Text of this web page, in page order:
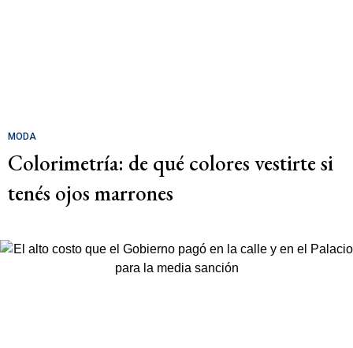
MODA
Colorimetría: de qué colores vestirte si
tenés ojos marrones